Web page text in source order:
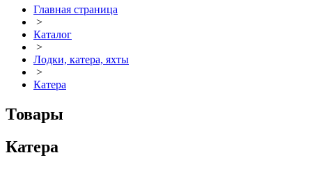
Главная страница
>
Каталог
>
Лодки, катера, яхты
>
Катера
Товары
Катера